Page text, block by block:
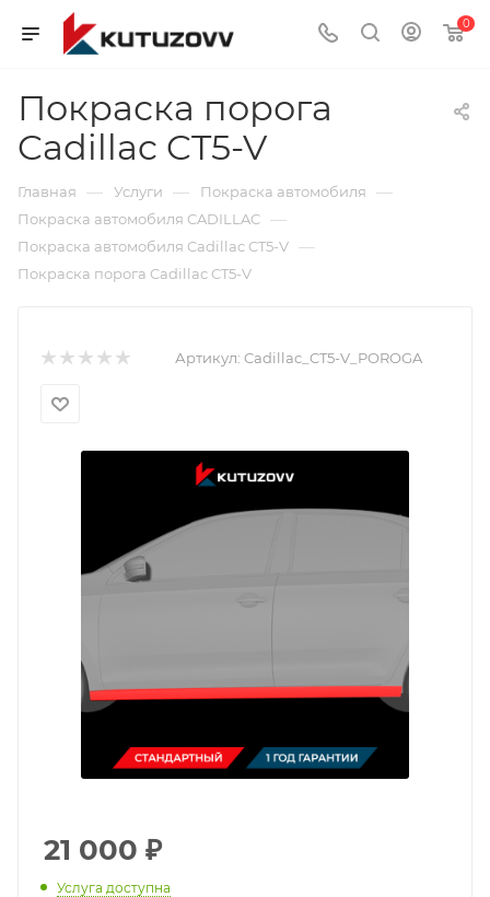
0
Покраска порога
Cadillac CT5-V
Главная — Услуги — Покраска автомобиля —
Покраска автомобиля CADILLAC —
Покраска автомобиля Cadillac CT5-V —
Покраска порога Cadillac CT5-V
Артикул: Cadillac_CT5-V_POROGA
21 000 ₽
Услуга доступна